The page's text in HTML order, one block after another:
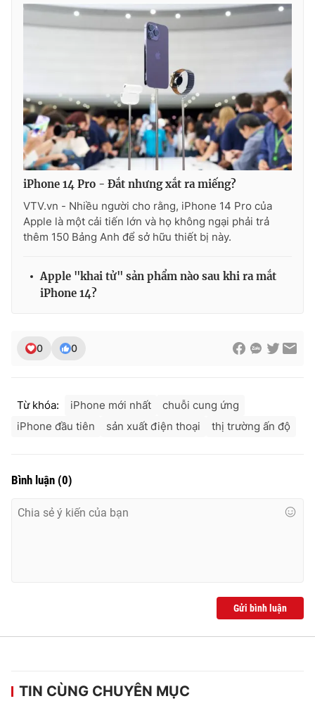
Ðiện thoại Thời báo VTV:024.66 897 897
Email:toasoan@vtv.vn
024-7300.7108
® Cấm sao chép dưới mọi hình thức nếu không có sự chấp
thông tin từ website này.
iPhone 14 Pro - Đắt nhưng xắt ra miếng?
VTV.vn - Nhiều người cho rằng, iPhone 14 Pro của
Apple là một cải tiến lớn và họ không ngại phải trả
thêm 150 Bảng Anh để sở hữu thiết bị này.
Apple "khai tử" sản phẩm nào sau khi ra mắt
iPhone 14?
0 0
Từ khóa: iPhone mới nhất
chuỗi cung ứng
iPhone đầu tiên
sản xuất điện thoại thị trường ấn độ
Bình luận (0)
Gửi bình luận
TIN CÙNG CHUYÊN MỤC